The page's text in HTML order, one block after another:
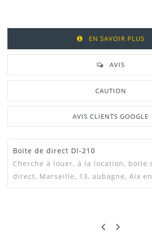
EN SAVOIR PLUS
AVIS
CAUTION
AVIS CLIENTS GOOGLE
Boite de direct DI-210
Cherche à louer, à la location, boite
direct, Marseille, 13, aubagne, Aix